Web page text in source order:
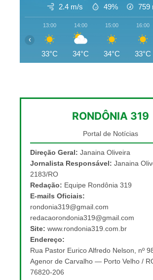
2.4 m/s 49% 759
13:00
33°C
14:00
34°C
15:00
34°C
16:00
33°C
‹
RONDÔNIA 319
Portal de Notícias
Direção Geral: Janaina Oliveira
Jornalista Responsável: Janaina
2183/RO
Redação: Equipe Rondônia 319
E-mails Oficiais:
rondonia319@gmail.com
redacaorondonia319@gmail.com
Site: www.rondonia319.com.br
Endereço:
Rua Pastor Eurico Alfredo Nelson, nº
Agenor de Carvalho — Porto Velho /
76820-206